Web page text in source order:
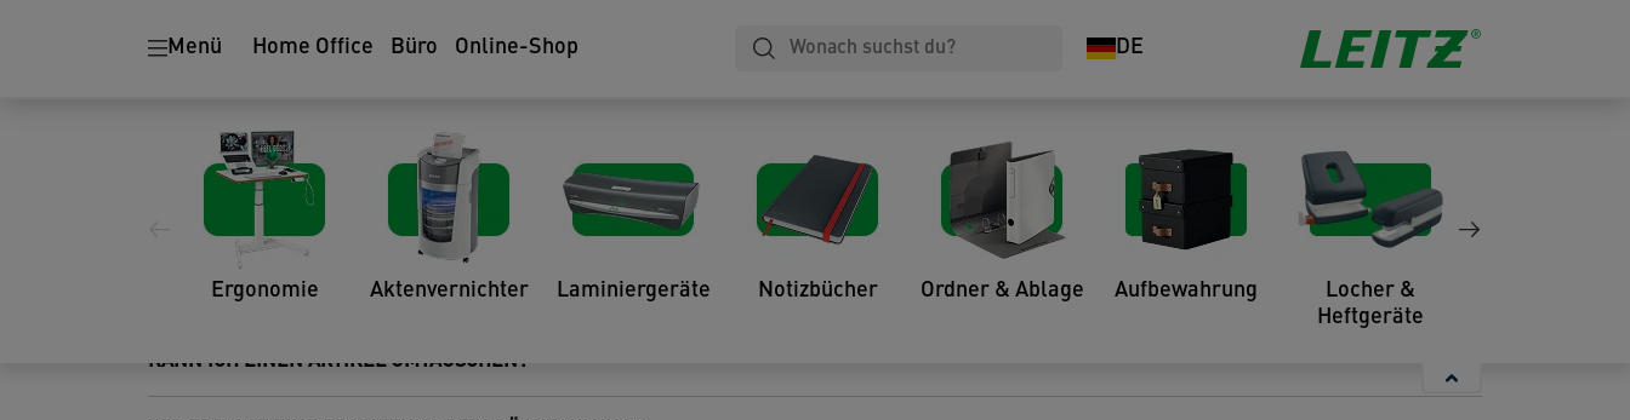
Menü Home Office Büro Online-Shop DE
Ergonomie Aktenvernichter Laminiergeräte Notizbücher Ordner & Ablage Aufbewahrung
Locher &
Heftgeräte
SIND RÜCKSENDUNGEN MÖGLICH?
WIE FUNKTIONIERT DIE RÜCKSENDUNG?
KANN ICH EINEN ARTIKEL UMTAUSCHEN?